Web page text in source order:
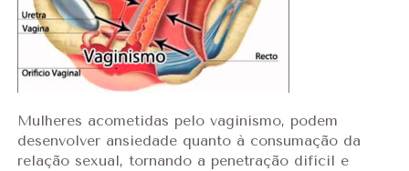
Mulheres acometidas pelo vaginismo, podem
desenvolver ansiedade quanto à consumação da
relação sexual, tornando a penetração difícil e